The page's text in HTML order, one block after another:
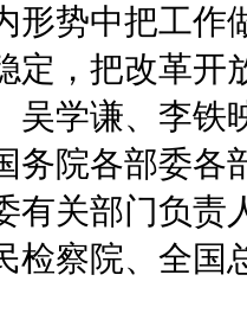
形势中把工作
定，把改革开
吴学谦、李铁
务院各部委各
有关部门负责
检察院、全